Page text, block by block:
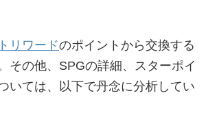
リワードのポイントから交換する
その他、SPGの詳細、スターポイ
いては、以下で丹念に分析してい